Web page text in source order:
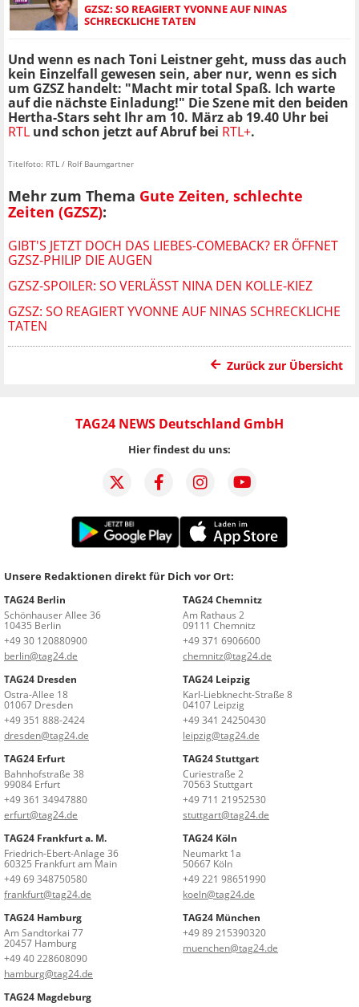
GZSZ: SO REAGIERT YVONNE AUF NINAS
SCHRECKLICHE TATEN
Und wenn es nach Toni Leistner geht, muss das auch
kein Einzelfall gewesen sein, aber nur, wenn es sich
um GZSZ handelt: "Macht mir total Spaß. Ich warte
auf die nächste Einladung!" Die Szene mit den beiden
Hertha-Stars seht Ihr am 10. März ab 19.40 Uhr bei
RTL und schon jetzt auf Abruf bei RTL+.
Titelfoto: RTL / Rolf Baumgartner
Mehr zum Thema Gute Zeiten, schlechte
Zeiten (GZSZ):
GIBT'S JETZT DOCH DAS LIEBES-COMEBACK? ER ÖFFNET
GZSZ-PHILIP DIE AUGEN
GZSZ-SPOILER: SO VERLÄSST NINA DEN KOLLE-KIEZ
GZSZ: SO REAGIERT YVONNE AUF NINAS SCHRECKLICHE
TATEN
Zurück zur Übersicht
TAG24 NEWS Deutschland GmbH
Hier findest du uns:
Unsere Redaktionen direkt für Dich vor Ort:
TAG24 Berlin
Schönhauser Allee 36
10435 Berlin
+49 30 120880900
berlin@tag24.de
TAG24 Chemnitz
Am Rathaus 2
09111 Chemnitz
+49 371 6906600
chemnitz@tag24.de
TAG24 Dresden
Ostra-Allee 18
01067 Dresden
+49 351 888-2424
dresden@tag24.de
TAG24 Leipzig
Karl-Liebknecht-Straße 8
04107 Leipzig
+49 341 24250430
leipzig@tag24.de
TAG24 Erfurt
Bahnhofstraße 38
99084 Erfurt
+49 361 34947880
erfurt@tag24.de
TAG24 Stuttgart
Curiestraße 2
70563 Stuttgart
+49 711 21952530
stuttgart@tag24.de
TAG24 Frankfurt a. M.
Friedrich-Ebert-Anlage 36
60325 Frankfurt am Main
+49 69 348750580
frankfurt@tag24.de
TAG24 Köln
Neumarkt 1a
50667 Köln
+49 221 98651990
koeln@tag24.de
TAG24 Hamburg
Am Sandtorkai 77
20457 Hamburg
+49 40 228608090
hamburg@tag24.de
TAG24 München
+49 89 215390320
muenchen@tag24.de
TAG24 Magdeburg